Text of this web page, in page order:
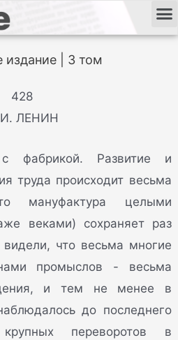
| 3 том
428
ЛЕНИН
фабрикой. Развитие и
труда происходит весьма
мануфактура целыми
веками) сохраняет раз
что весьма многие
промыслов - весьма
и тем не менее в
до последнего
переворотов в